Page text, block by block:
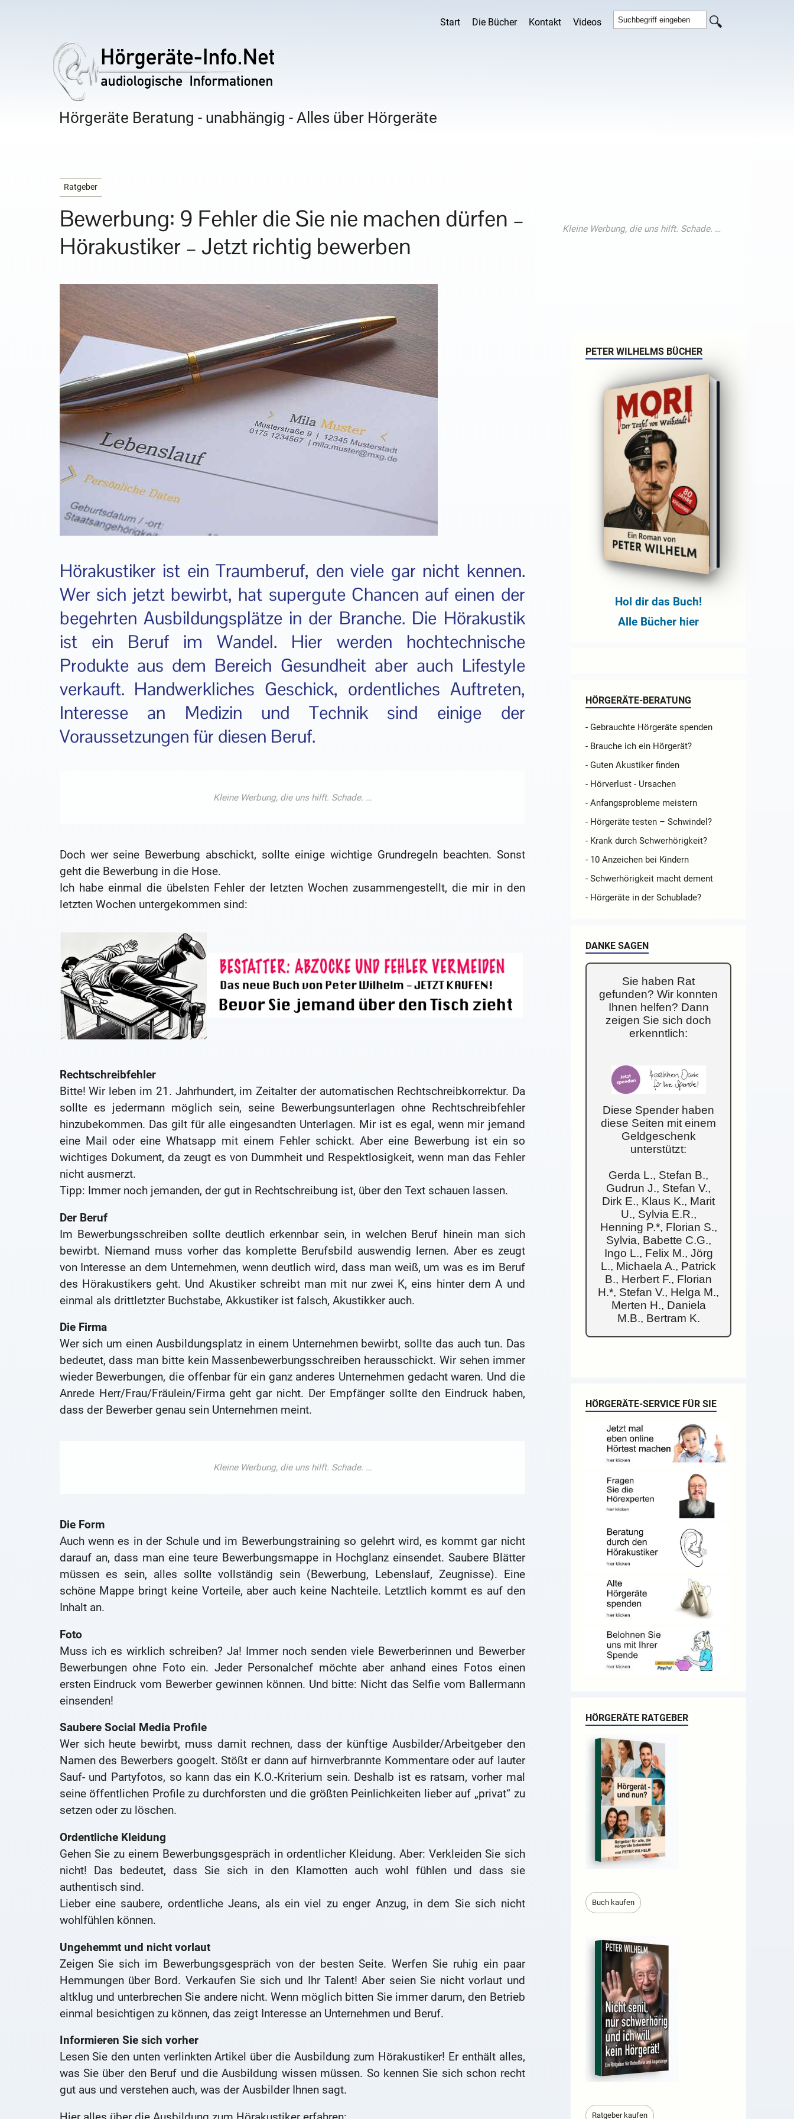
Start Die Bücher Kontakt Videos
Hörgeräte Beratung - unabhängig - Alles über Hörgeräte
Ratgeber
Bewerbung: 9 Fehler die Sie nie machen dürfen –
Hörakustiker – Jetzt richtig bewerben
Hörakustiker ist ein Traumberuf, den viele gar nicht kennen.
Wer sich jetzt bewirbt, hat supergute Chancen auf einen der
begehrten Ausbildungsplätze in der Branche. Die Hörakustik
ist ein Beruf im Wandel. Hier werden hochtechnische
Produkte aus dem Bereich Gesundheit aber auch Lifestyle
verkauft. Handwerkliches Geschick, ordentliches Auftreten,
Interesse an Medizin und Technik sind einige der
Voraussetzungen für diesen Beruf.
Doch wer seine Bewerbung abschickt, sollte einige wichtige Grundregeln beachten. Sonst
geht die Bewerbung in die Hose.
Ich habe einmal die übelsten Fehler der letzten Wochen zusammengestellt, die mir in den
letzten Wochen untergekommen sind:
Rechtschreibfehler
Bitte! Wir leben im 21. Jahrhundert, im Zeitalter der automatischen Rechtschreibkorrektur. Da
sollte es jedermann möglich sein, seine Bewerbungsunterlagen ohne Rechtschreibfehler
hinzubekommen. Das gilt für alle eingesandten Unterlagen. Mir ist es egal, wenn mir jemand
eine Mail oder eine Whatsapp mit einem Fehler schickt. Aber eine Bewerbung ist ein so
wichtiges Dokument, da zeugt es von Dummheit und Respektlosigkeit, wenn man das Fehler
nicht ausmerzt.
Tipp: Immer noch jemanden, der gut in Rechtschreibung ist, über den Text schauen lassen.
Der Beruf
Im Bewerbungsschreiben sollte deutlich erkennbar sein, in welchen Beruf hinein man sich
bewirbt. Niemand muss vorher das komplette Berufsbild auswendig lernen. Aber es zeugt
von Interesse an dem Unternehmen, wenn deutlich wird, dass man weiß, um was es im Beruf
des Hörakustikers geht. Und Akustiker schreibt man mit nur zwei K, eins hinter dem A und
einmal als drittletzter Buchstabe, Akkustiker ist falsch, Akustikker auch.
Die Firma
Wer sich um einen Ausbildungsplatz in einem Unternehmen bewirbt, sollte das auch tun. Das
bedeutet, dass man bitte kein Massenbewerbungsschreiben herausschickt. Wir sehen immer
wieder Bewerbungen, die offenbar für ein ganz anderes Unternehmen gedacht waren. Und die
Anrede Herr/Frau/Fräulein/Firma geht gar nicht. Der Empfänger sollte den Eindruck haben,
dass der Bewerber genau sein Unternehmen meint.
Die Form
Auch wenn es in der Schule und im Bewerbungstraining so gelehrt wird, es kommt gar nicht
darauf an, dass man eine teure Bewerbungsmappe in Hochglanz einsendet. Saubere Blätter
müssen es sein, alles sollte vollständig sein (Bewerbung, Lebenslauf, Zeugnisse). Eine
schöne Mappe bringt keine Vorteile, aber auch keine Nachteile. Letztlich kommt es auf den
Inhalt an.
Foto
Muss ich es wirklich schreiben? Ja! Immer noch senden viele Bewerberinnen und Bewerber
Bewerbungen ohne Foto ein. Jeder Personalchef möchte aber anhand eines Fotos einen
ersten Eindruck vom Bewerber gewinnen können. Und bitte: Nicht das Selfie vom Ballermann
einsenden!
Saubere Social Media Profile
Wer sich heute bewirbt, muss damit rechnen, dass der künftige Ausbilder/Arbeitgeber den
Namen des Bewerbers googelt. Stößt er dann auf hirnverbrannte Kommentare oder auf lauter
Sauf- und Partyfotos, so kann das ein K.O.-Kriterium sein. Deshalb ist es ratsam, vorher mal
seine öffentlichen Profile zu durchforsten und die größten Peinlichkeiten lieber auf „privat“ zu
setzen oder zu löschen.
Ordentliche Kleidung
Gehen Sie zu einem Bewerbungsgespräch in ordentlicher Kleidung. Aber: Verkleiden Sie sich
nicht! Das bedeutet, dass Sie sich in den Klamotten auch wohl fühlen und dass sie
authentisch sind.
Lieber eine saubere, ordentliche Jeans, als ein viel zu enger Anzug, in dem Sie sich nicht
wohlfühlen können.
Ungehemmt und nicht vorlaut
Zeigen Sie sich im Bewerbungsgespräch von der besten Seite. Werfen Sie ruhig ein paar
Hemmungen über Bord. Verkaufen Sie sich und Ihr Talent! Aber seien Sie nicht vorlaut und
altklug und unterbrechen Sie andere nicht. Wenn möglich bitten Sie immer darum, den Betrieb
einmal besichtigen zu können, das zeigt Interesse an Unternehmen und Beruf.
Informieren Sie sich vorher
Lesen Sie den unten verlinkten Artikel über die Ausbildung zum Hörakustiker! Er enthält alles,
was Sie über den Beruf und die Ausbildung wissen müssen. So kennen Sie sich schon recht
gut aus und verstehen auch, was der Ausbilder Ihnen sagt.
PETER WILHELMS BÜCHER
Hol dir das Buch!
Alle Bücher hier
HÖRGERÄTE-BERATUNG
- Gebrauchte Hörgeräte spenden
- Brauche ich ein Hörgerät?
- Guten Akustiker finden
- Hörverlust - Ursachen
- Anfangsprobleme meistern
- Hörgeräte testen – Schwindel?
- Krank durch Schwerhörigkeit?
- 10 Anzeichen bei Kindern
- Schwerhörigkeit macht dement
- Hörgeräte in der Schublade?
DANKE SAGEN
Sie haben Rat
gefunden? Wir konnten
Ihnen helfen? Dann
zeigen Sie sich doch
erkenntlich:
Diese Spender haben
diese Seiten mit einem
Geldgeschenk
unterstützt:
Gerda L., Stefan B.,
Gudrun J., Stefan V.,
Dirk E., Klaus K., Marit
U., Sylvia E.R.,
Henning P.*, Florian S.,
Sylvia, Babette C.G.,
Ingo L., Felix M., Jörg
L., Michaela A., Patrick
B., Herbert F., Florian
H.*, Stefan V., Helga M.,
Merten H., Daniela
M.B., Bertram K.
HÖRGERÄTE-SERVICE FÜR SIE
HÖRGERÄTE RATGEBER
Buch kaufen
Ratgeber kaufen